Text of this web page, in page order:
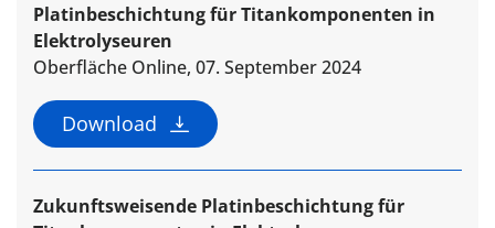
Platinbeschichtung für Titankomponenten in
Elektrolyseuren
Oberfläche Online, 07. September 2024
Download
Zukunftsweisende Platinbeschichtung für